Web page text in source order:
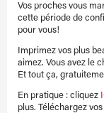
Vos proches vous
cette période de
pour vous!
Imprimez vos plus
aimez. Vous avez le
Et tout ça,
En pratique : cliquez
plus. Téléchargez